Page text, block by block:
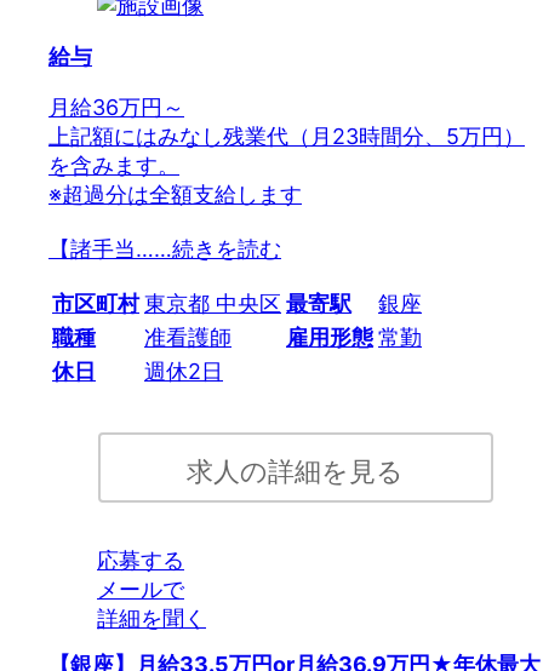
給与
月給36万円～
上記額にはみなし残業代（月23時間分、5万円）
を含みます。
※超過分は全額支給します
【諸手当……続きを読む
市区町村東京都 中央区 最寄駅
銀座
職種
准看護師 雇用形態常勤
休日
週休2日
求人の詳細を見る
応募する
メールで
詳細を聞く
【銀座】月給33.5万円or月給36.9万円★年休最大